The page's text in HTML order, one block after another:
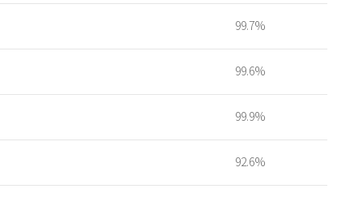
99.7%
99.6%
99.9%
92.6%